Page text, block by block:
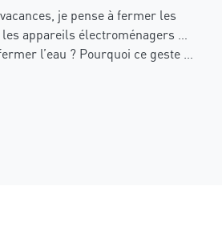
je pense à fermer les
appareils électroménagers …
l’eau ? Pourquoi ce geste